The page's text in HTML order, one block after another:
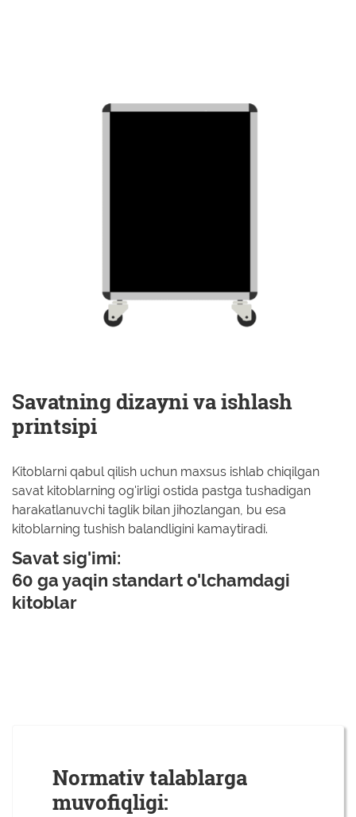
Savatning dizayni va ishlash
printsipi
Kitoblarni qabul qilish uchun maxsus ishlab chiqilgan
savat kitoblarning og'irligi ostida pastga tushadigan
harakatlanuvchi taglik bilan jihozlangan, bu esa
kitoblarning tushish balandligini kamaytiradi.
Savat sig'imi:
60 ga yaqin standart o'lchamdagi
kitoblar
Normativ talablarga
muvofiqligi: